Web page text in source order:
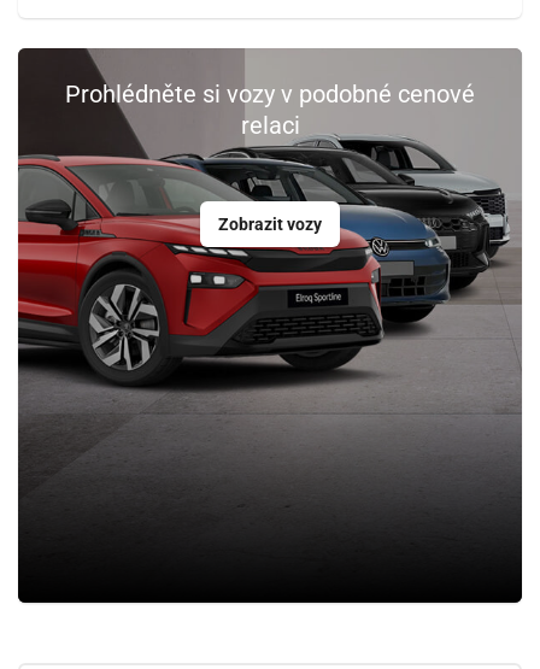
Prohlédněte si vozy v podobné cenové
relaci
Zobrazit vozy